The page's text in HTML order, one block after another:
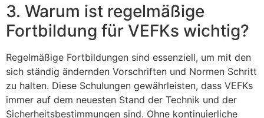
3. Warum ist regelmäßige
Fortbildung für VEFKs wichtig?
Regelmäßige Fortbildungen sind essenziell, um mit den
sich ständig ändernden Vorschriften und Normen Schritt
zu halten. Diese Schulungen gewährleisten, dass VEFKs
immer auf dem neuesten Stand der Technik und der
Sicherheitsbestimmungen sind. Ohne kontinuierliche